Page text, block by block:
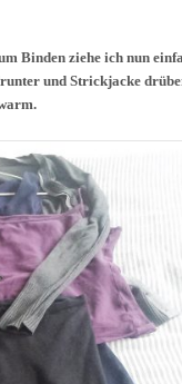
Binden ziehe ich nun
und Strickjacke